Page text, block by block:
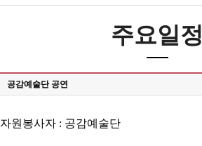
주요일정
공감예술단 공연
자원봉사자 : 공감예술단